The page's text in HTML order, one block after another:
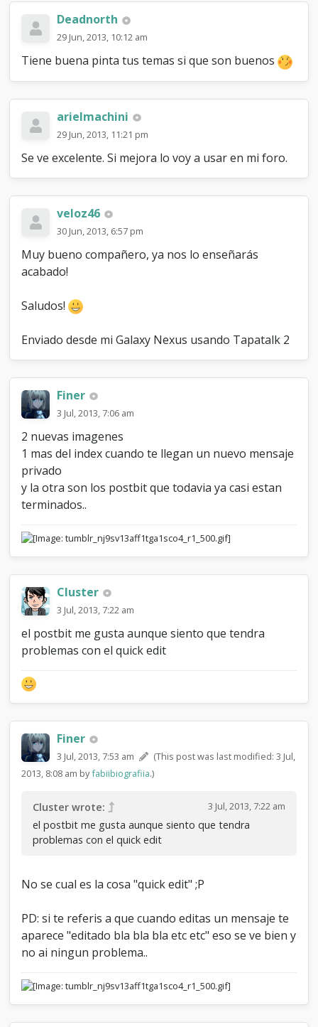
Deadnorth
29 Jun, 2013, 10:12 am
Tiene buena pinta tus temas si que son buenos
arielmachini
29 Jun, 2013, 11:21 pm
Se ve excelente. Si mejora lo voy a usar en mi foro.
veloz46
30 Jun, 2013, 6:57 pm
Muy bueno compañero, ya nos lo enseñarás
acabado!
Saludos!
Enviado desde mi Galaxy Nexus usando Tapatalk 2
Finer
3 Jul, 2013, 7:06 am
2 nuevas imagenes
1 mas del index cuando te llegan un nuevo mensaje
privado
y la otra son los postbit que todavia ya casi estan
terminados..
Cluster
3 Jul, 2013, 7:22 am
el postbit me gusta aunque siento que tendra
problemas con el quick edit
Finer
3 Jul, 2013, 7:53 am
(This post was last modified: 3 Jul,
2013, 8:08 am byfabiibiografiia.)
3 Jul, 2013, 7:22 am
Cluster wrote:
el postbit me gusta aunque siento que tendra
problemas con el quick edit
No se cual es la cosa "quick edit" ;P
PD: si te referis a que cuando editas un mensaje te
aparece "editado bla bla bla etc etc" eso se ve bien y
no ai ningun problema..